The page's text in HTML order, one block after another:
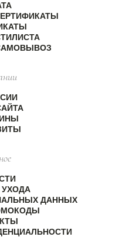
УХОДА
ДАННЫХ